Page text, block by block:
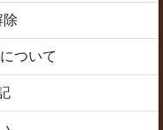
除
ついて